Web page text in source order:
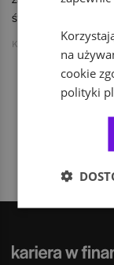
świecie biznesu.
Kasia Krzywosądzka
na
cookie
polityki